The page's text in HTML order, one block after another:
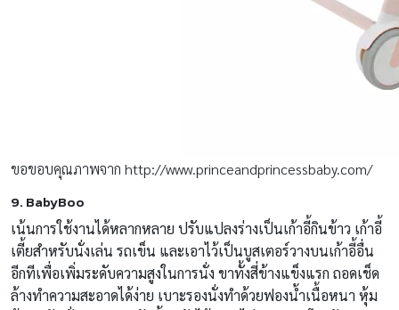
ขอขอบคุณภาพจาก http://www.princeandprincessbaby.com/
9. BabyBoo
เน้นการใช้งานได้หลากหลาย ปรับแปลงร่างเป็นเก้าอี้กินข้าว เก้าอี้
เตี้ยสำหรับนั่งเล่น รถเข็น และเอาไว้เป็นบูสเตอร์วางบนเก้าอี้อื่น
อีกทีเพื่อเพิ่มระดับความสูงในการนั่ง ขาทั้งสี่ข้างแข็งแรก ถอดเช็ด
ล้างทำความสะอาดได้ง่าย เบาะรองนั่งทำด้วยฟองน้ำเนื้อหนา หุ้ม